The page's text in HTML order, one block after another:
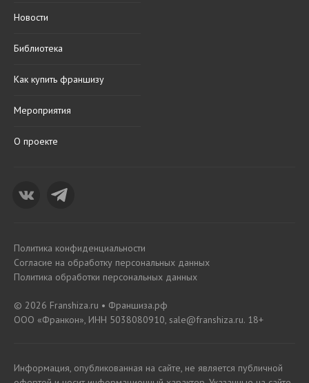
Новости
Библиотека
Как купить франшизу
Мероприятия
О проекте
Политика конфиденциальности
Согласие на обработку персональных данных
Политика обработки персональных данных
© 2026 Franshiza.ru • Франшиза.рф
ООО «Франкон», ИНН 5038080910, sale@franshiza.ru. 18+
Информация, опубликованная на сайте, не является публичной